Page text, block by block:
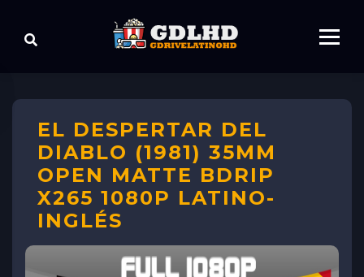
EL DESPERTAR DEL
DIABLO (1981) 35MM
OPEN MATTE BDRIP
X265 1080P LATINO-
INGLÉS